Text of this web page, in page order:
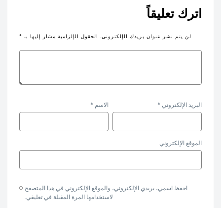
اترك تعليقاً
لن يتم نشر عنوان بريدك الإلكتروني. الحقول الإلزامية مشار إليها بـ *
الاسم * البريد الإلكتروني *
الموقع الإلكتروني
احفظ اسمي، بريدي الإلكتروني، والموقع الإلكتروني في هذا المتصفح
لاستخدامها المرة المقبلة في تعليقي.